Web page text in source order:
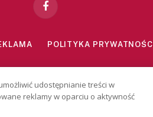
Facebook
POLITYKA PRYWATNOŚCI
udostępnianie treści w
reklamy w oparciu o aktywność